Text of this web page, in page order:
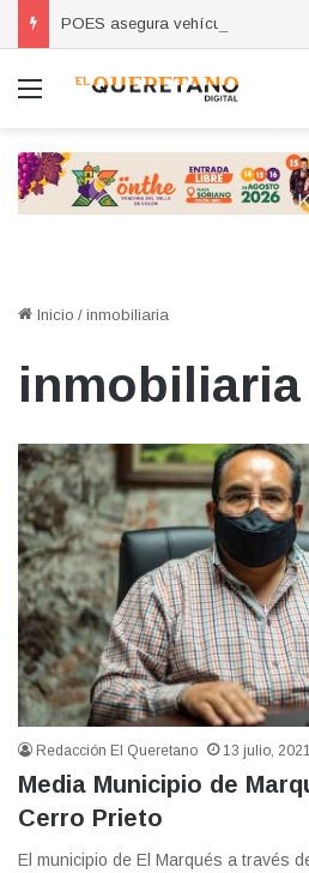
Menú
Inicio / inmobiliaria
inmobiliaria
Redacción El Queretano 13 julio, 2021
Media Municipio de
Cerro Prieto
El municipio de El Marqués a través